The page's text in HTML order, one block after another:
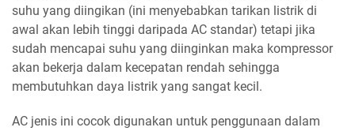
suhu yang diingikan (ini menyebabkan tarikan listrik di
awal akan lebih tinggi daripada AC standar) tetapi jika
sudah mencapai suhu yang diinginkan maka kompressor
akan bekerja dalam kecepatan rendah sehingga
membutuhkan daya listrik yang sangat kecil.
AC jenis ini cocok digunakan untuk penggunaan dalam